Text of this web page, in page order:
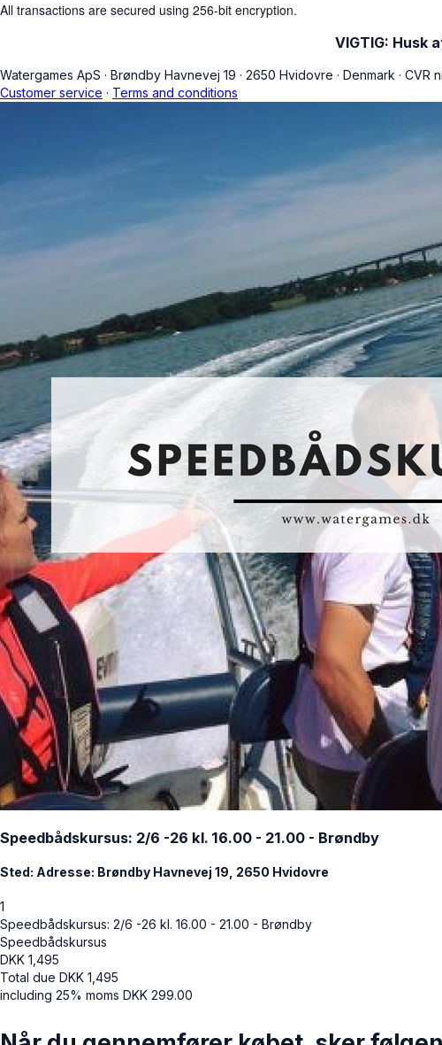
All transactions are secured using 256-bit encryption.
VIGTIG: Husk
Watergames ApS · Brøndby Havnevej 19 · 2650 Hvidovre · Denmark · CVR
Customer service · Terms and conditions
Speedbådskursus: 2/6 -26 kl. 16.00 - 21.00 - Brøndby
Sted: Adresse: Brøndby Havnevej 19, 2650 Hvidovre
1
Speedbådskursus: 2/6 -26 kl. 16.00 - 21.00 - Brøndby
Speedbådskursus
DKK 1,495
Total due DKK 1,495
including 25% moms DKK 299.00